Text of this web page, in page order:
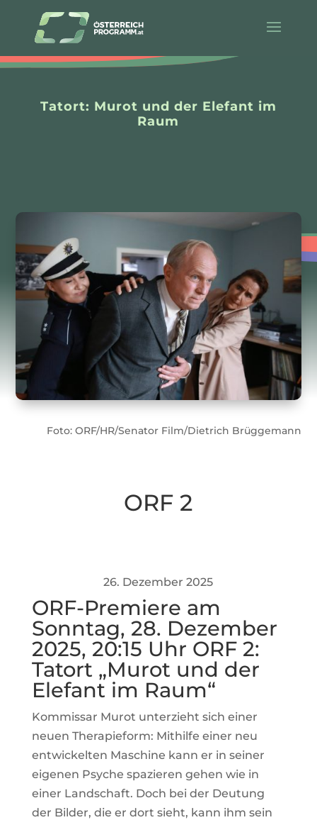
Tatort: Murot und der Elefant im
Raum
Foto: ORF/HR/Senator Film/Dietrich Brüggemann
ORF 2
26. Dezember 2025
ORF-Premiere am
Sonntag, 28. Dezember
2025, 20:15 Uhr ORF 2:
Tatort „Murot und der
Elefant im Raum“
Kommissar Murot unterzieht sich einer
neuen Therapieform: Mithilfe einer neu
entwickelten Maschine kann er in seiner
eigenen Psyche spazieren gehen wie in
einer Landschaft. Doch bei der Deutung
der Bilder, die er dort sieht, kann ihm sein